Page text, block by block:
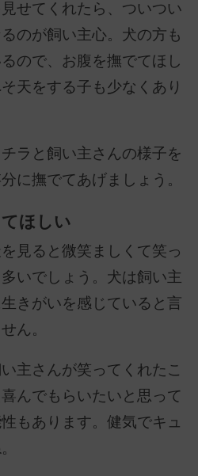
せてくれたら、ついつい
のが飼い主心。犬の方も
ので、お腹を撫でてほし
天をする子も少なくあり
ラと飼い主さんの様子を
に撫でてあげましょう。
ほしい
見ると微笑ましくて笑っ
いでしょう。犬は飼い主
きがいを感じていると言
ん。
主さんが笑ってくれたこ
んでもらいたいと思って
もあります。健気でキュ